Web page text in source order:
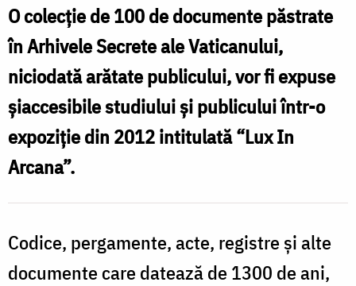
ani,
documente
ale
Arhivei
Secrete
a
Vaticanului
vor
fi
dezvăluite
O colecţie de 100 de documente păstrate
în Arhivele Secrete ale Vaticanului,
niciodată arătate publicului, vor fi expuse
şiaccesibile studiului şi publicului într-o
expoziţie din 2012 intitulată “Lux In
Arcana”.
Codice, pergamente, acte, registre şi alte
documente care datează de 1300 de ani,